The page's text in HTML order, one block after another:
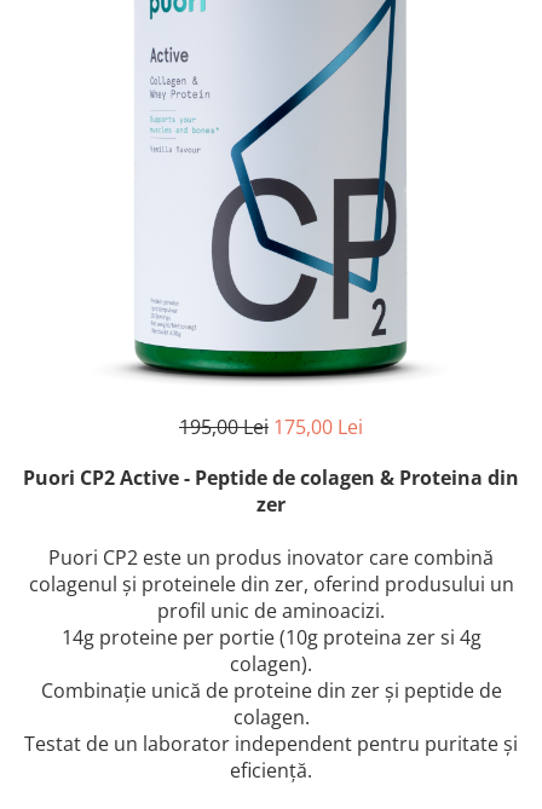
195,00 Lei 175,00 Lei
Puori CP2 Active - Peptide de colagen & Proteina din
zer
Puori CP2 este un produs inovator care combină
colagenul și proteinele din zer, oferind produsului un
profil unic de aminoacizi.
14g proteine per portie (10g proteina zer si 4g
colagen).
Combinație unică de proteine din zer și peptide de
colagen.
Testat de un laborator independent pentru puritate și
eficiență.